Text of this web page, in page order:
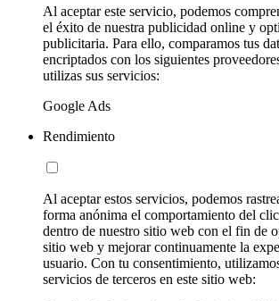
Al aceptar este servicio, podemos
el éxito de nuestra publicidad online y
publicitaria. Para ello, comparamos tus
encriptados con los siguientes
utilizas sus servicios:
Google Ads
Rendimiento
Al aceptar estos servicios, podemos
forma anónima el comportamiento del
dentro de nuestro sitio web con el fin de
sitio web y mejorar continuamente la
usuario. Con tu consentimiento,
servicios de terceros en este sitio web: